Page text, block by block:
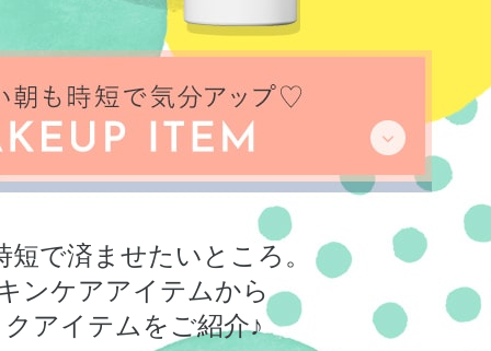
で済ませたいところ。
ンケアアイテムから
アイテムをご紹介♪